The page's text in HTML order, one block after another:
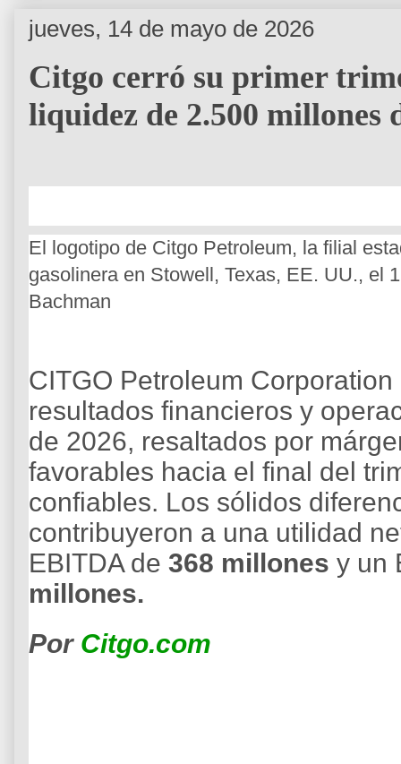
jueves, 14 de mayo de 2026
Citgo cerró su primer
liquidez de 2.500 millones
El logotipo de Citgo Petroleum, la filial
gasolinera en Stowell, Texas, EE. UU., el
Bachman
CITGO Petroleum Corporation
resultados financieros y
de 2026, resaltados por
favorables hacia el final del
confiables. Los sólidos
contribuyeron a una utilidad
EBITDA de 368 millones y un
millones.
Por Citgo.com